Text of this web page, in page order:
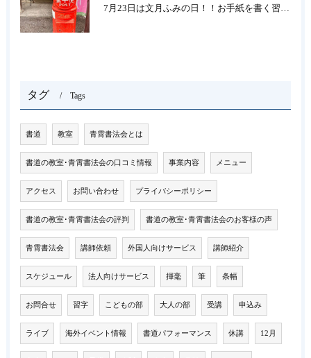
タグ Tags
書道 教室 青霄書法会とは
書道の教室･青霄書法会の口コミ情報 事業内容 メニュー
アクセス お問い合わせ プライバシーポリシー
書道の教室･青霄書法会の評判 書道の教室･青霄書法会のお客様の声
青霄書法会 講師依頼 外国人向けサービス 講師紹介
スケジュール 法人向けサービス 揮毫 筆 条幅
お問合せ 習字 こどもの部 大人の部 受講 申込み
ライブ 海外イベント情報 書道パフォーマンス 休講 12月